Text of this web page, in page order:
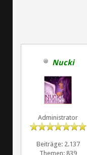
Nucki
Administrator
Beiträge: 2.137
Themen: 839